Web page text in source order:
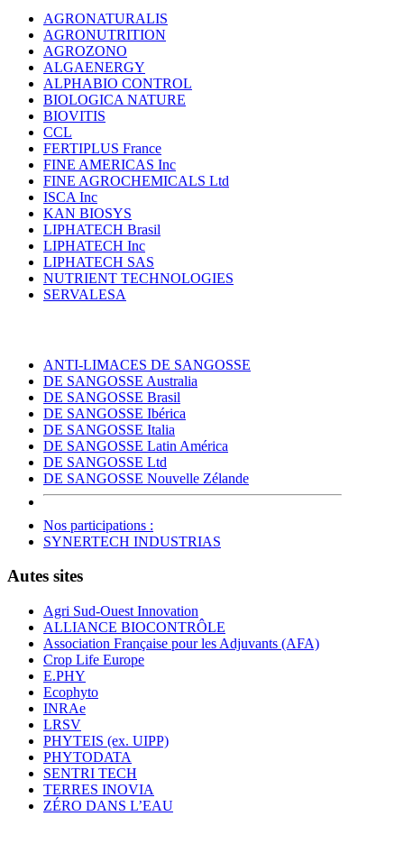
AGRONATURALIS
AGRONUTRITION
AGROZONO
ALGAENERGY
ALPHABIO CONTROL
BIOLOGICA NATURE
BIOVITIS
CCL
FERTIPLUS France
FINE AMERICAS Inc
FINE AGROCHEMICALS Ltd
ISCA Inc
KAN BIOSYS
LIPHATECH Brasil
LIPHATECH Inc
LIPHATECH SAS
NUTRIENT TECHNOLOGIES
SERVALESA
ANTI-LIMACES DE SANGOSSE
DE SANGOSSE Australia
DE SANGOSSE Brasil
DE SANGOSSE Ibérica
DE SANGOSSE Italia
DE SANGOSSE Latin América
DE SANGOSSE Ltd
DE SANGOSSE Nouvelle Zélande
Nos participations :
SYNERTECH INDUSTRIAS
Autes sites
Agri Sud-Ouest Innovation
ALLIANCE BIOCONTRÔLE
Association Française pour les Adjuvants (AFA)
Crop Life Europe
E.PHY
Ecophyto
INRAe
LRSV
PHYTEIS (ex. UIPP)
PHYTODATA
SENTRI TECH
TERRES INOVIA
ZÉRO DANS L’EAU